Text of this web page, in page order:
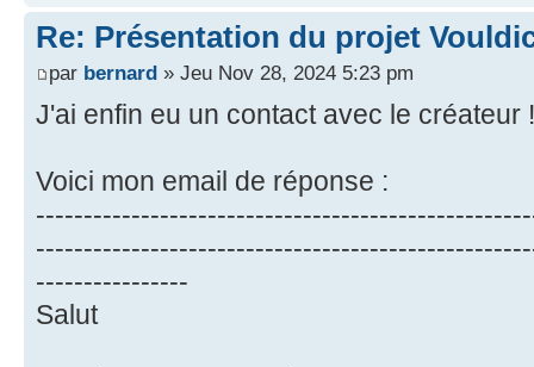
Re: Présentation du projet
par bernard » Jeu Nov 28, 2024 5:23 pm
J'ai enfin eu un contact avec le créateur
Voici mon email de réponse :
----------------
Salut